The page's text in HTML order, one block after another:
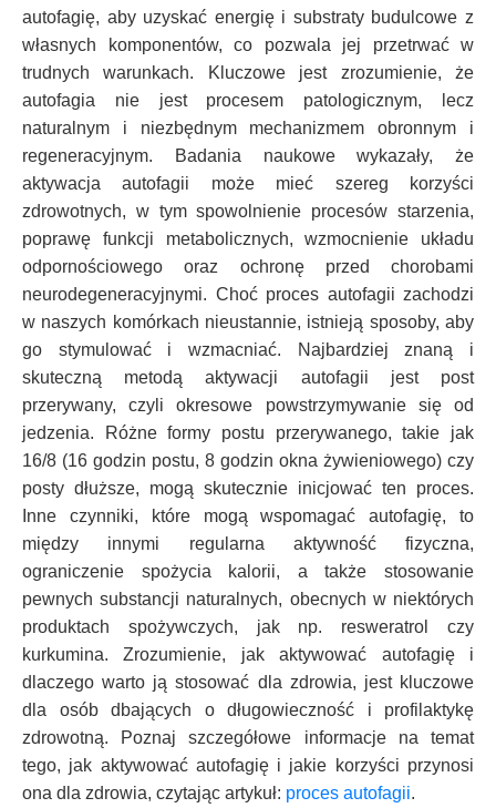
autofagię, aby uzyskać energię i substraty budulcowe z
własnych komponentów, co pozwala jej przetrwać w
trudnych warunkach. Kluczowe jest zrozumienie, że
autofagia nie jest procesem patologicznym, lecz
naturalnym i niezbędnym mechanizmem obronnym i
regeneracyjnym. Badania naukowe wykazały, że
aktywacja autofagii może mieć szereg korzyści
zdrowotnych, w tym spowolnienie procesów starzenia,
poprawę funkcji metabolicznych, wzmocnienie układu
odpornościowego oraz ochronę przed chorobami
neurodegeneracyjnymi. Choć proces autofagii zachodzi
w naszych komórkach nieustannie, istnieją sposoby, aby
go stymulować i wzmacniać. Najbardziej znaną i
skuteczną metodą aktywacji autofagii jest post
przerywany, czyli okresowe powstrzymywanie się od
jedzenia. Różne formy postu przerywanego, takie jak
16/8 (16 godzin postu, 8 godzin okna żywieniowego) czy
posty dłuższe, mogą skutecznie inicjować ten proces.
Inne czynniki, które mogą wspomagać autofagię, to
między innymi regularna aktywność fizyczna,
ograniczenie spożycia kalorii, a także stosowanie
pewnych substancji naturalnych, obecnych w niektórych
produktach spożywczych, jak np. resweratrol czy
kurkumina. Zrozumienie, jak aktywować autofagię i
dlaczego warto ją stosować dla zdrowia, jest kluczowe
dla osób dbających o długowieczność i profilaktykę
zdrowotną. Poznaj szczegółowe informacje na temat
tego, jak aktywować autofagię i jakie korzyści przynosi
ona dla zdrowia, czytając artykuł: proces autofagii.